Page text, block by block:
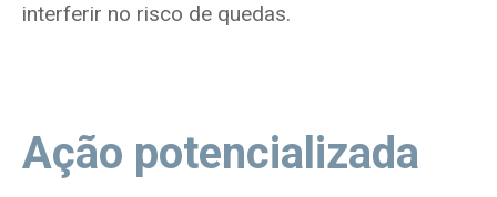
interferir no risco de quedas.
Ação potencializada